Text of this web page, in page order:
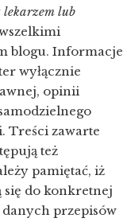
lekarzem lub
blogu. Informacje
wyłącznie
opinii
Treści zawarte
też
pamiętać, iż
do konkretnej
przepisów